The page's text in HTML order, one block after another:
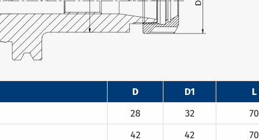
D D1 L
28 32 70
42 42 70